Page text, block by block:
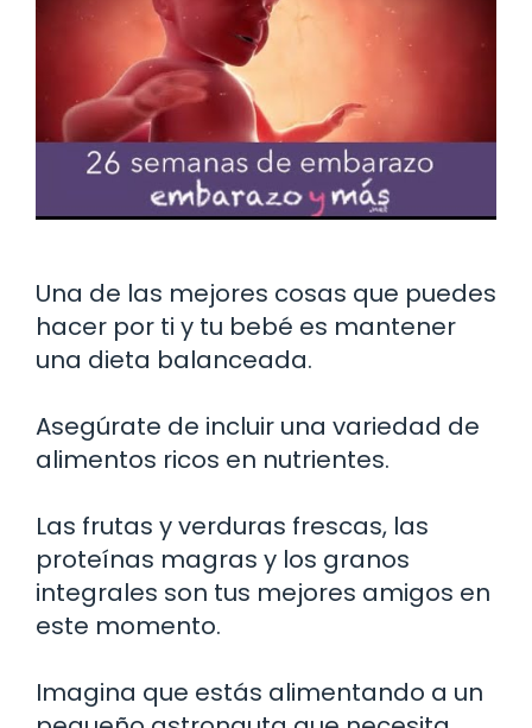
Una de las mejores cosas que puedes
hacer por ti y tu bebé es mantener
una dieta balanceada.
Asegúrate de incluir una variedad de
alimentos ricos en nutrientes.
Las frutas y verduras frescas, las
proteínas magras y los granos
integrales son tus mejores amigos en
este momento.
Imagina que estás alimentando a un